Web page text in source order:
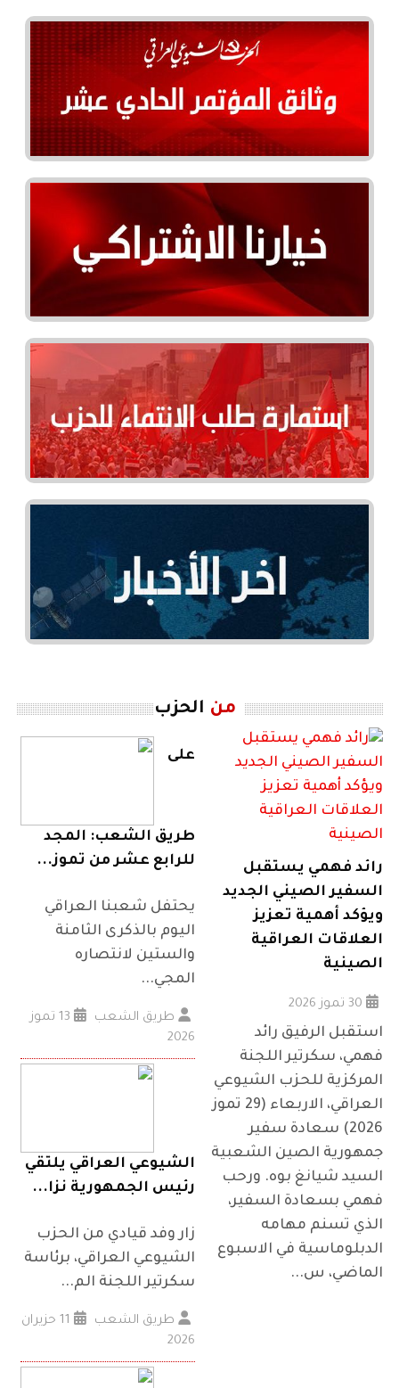
من الحزب
رائد فهمي يستقبل
السفير الصيني الجديد
ويؤكد أهمية تعزيز
العلاقات العراقية
الصينية
استقبل الرفيق رائد
فهمي، سكرتير اللجنة
المركزية للحزب الشيوعي
العراقي، الاربعاء (29 تموز
2026) سعادة سفير
جمهورية الصين الشعبية
السيد شيانغ بوه. ورحب
فهمي بسعادة السفير،
الذي تسنم مهامه
الدبلوماسية في الاسبوع
الماضي، س...
على
طريق الشعب: المجد
للرابع عشر من تموز...
يحتفل شعبنا العراقي
اليوم بالذكرى الثامنة
والستين لانتصاره
المجي...
طريق الشعب
13 تموز
2026
الشيوعي العراقي يلتقي
رئيس الجمهورية نزا...
زار وفد قيادي من الحزب
الشيوعي العراقي، برئاسة
سكرتير اللجنة الم...
طريق الشعب
11 حزيران
2026